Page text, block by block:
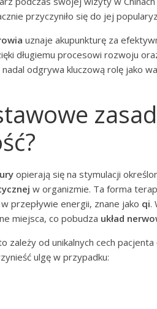
przyczyniło się do jej
uznaje akupunkturę za
długiemu procesowi rozwoju
odgrywa kluczową rolę jako
opierają się na stymulacji
w organizmie. Ta forma
przepływie energii, znane jako qi.
miejsca, co pobudza układ
zależy od unikalnych cech
ulgę w przypadku: